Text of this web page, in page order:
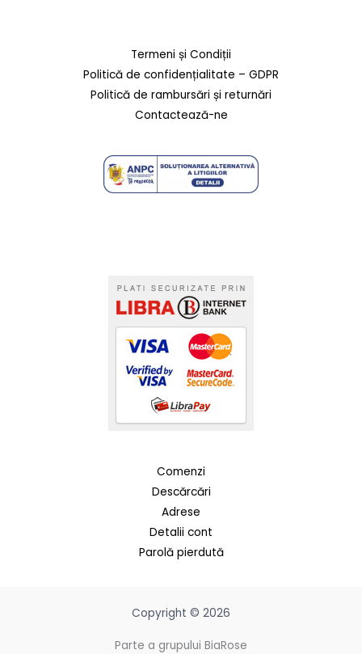
Termeni și Condiții
Politică de confidențialitate – GDPR
Politică de rambursări și returnări
Contactează-ne
Comenzi
Descărcări
Adrese
Detalii cont
Parolă pierdută
Copyright © 2026
Parte a grupului BiaRose